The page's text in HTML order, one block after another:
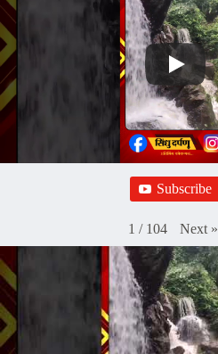
Subscribe
1 / 104 Next »